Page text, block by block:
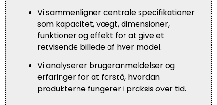
Vi sammenligner centrale specifikationer
som kapacitet, vægt, dimensioner,
funktioner og effekt for at give et
retvisende billede af hver model.
Vi analyserer brugeranmeldelser og
erfaringer for at forstå, hvordan
produkterne fungerer i praksis over tid.